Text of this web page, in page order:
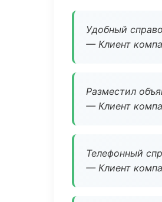
Удобный
— Клиент
Разместил
— Клиент
Телефонный
— Клиент